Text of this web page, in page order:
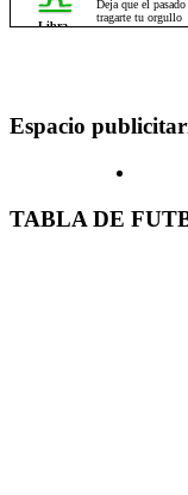
Espacio
TABLA DE